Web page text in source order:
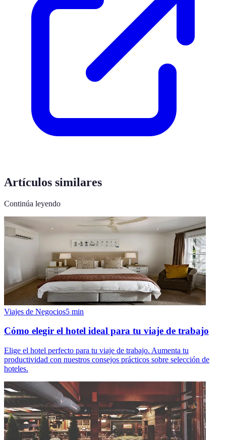
Artículos similares
Continúa leyendo
Viajes de Negocios5 min
Cómo elegir el hotel ideal para tu viaje de trabajo
Elige el hotel perfecto para tu viaje de trabajo. Aumenta tu
productividad con nuestros consejos prácticos sobre selección de
hoteles.